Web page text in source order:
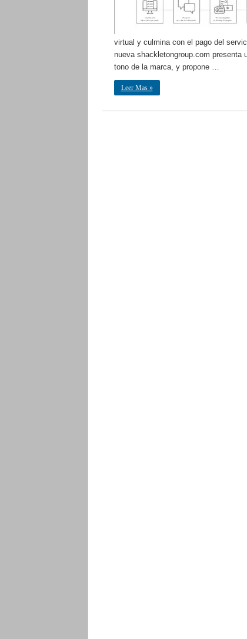
virtual y culmina con el pago del
nueva shackletongroup.com presenta
tono de la marca, y propone …
Leer Mas »